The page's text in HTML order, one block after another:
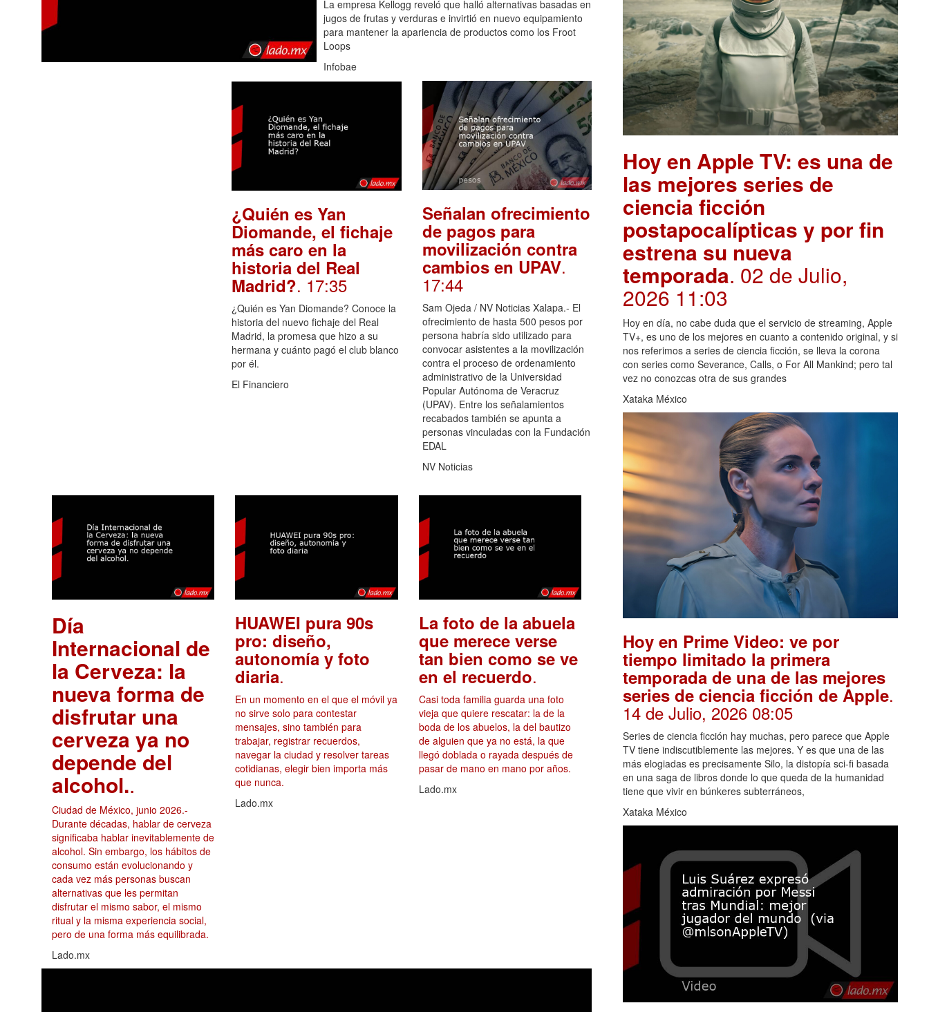
La empresa Kellogg reveló que halló alternativas basadas en
jugos de frutas y verduras e invirtió en nuevo equipamiento
para mantener la apariencia de productos como los Froot
Loops
Infobae
¿Quién es Yan
Diomande, el fichaje
más caro en la
historia del Real
Madrid?. 17:35
¿Quién es Yan Diomande? Conoce la
historia del nuevo fichaje del Real
Madrid, la promesa que hizo a su
hermana y cuánto pagó el club blanco
por él.
El Financiero
Señalan ofrecimiento
de pagos para
movilización contra
cambios en UPAV.
17:44
Sam Ojeda / NV Noticias Xalapa.- El
ofrecimiento de hasta 500 pesos por
persona habría sido utilizado para
convocar asistentes a la movilización
contra el proceso de ordenamiento
administrativo de la Universidad
Popular Autónoma de Veracruz
(UPAV). Entre los señalamientos
recabados también se apunta a
personas vinculadas con la Fundación
EDAL
NV Noticias
Día
Internacional de
la Cerveza: la
nueva forma de
disfrutar una
cerveza ya no
depende del
alcohol..
Ciudad de México, junio 2026.-
Durante décadas, hablar de cerveza
significaba hablar inevitablemente de
alcohol. Sin embargo, los hábitos de
consumo están evolucionando y
cada vez más personas buscan
alternativas que les permitan
disfrutar el mismo sabor, el mismo
ritual y la misma experiencia social,
pero de una forma más equilibrada.
Lado.mx
HUAWEI pura 90s
pro: diseño,
autonomía y foto
diaria.
En un momento en el que el móvil ya
no sirve solo para contestar
mensajes, sino también para
trabajar, registrar recuerdos,
navegar la ciudad y resolver tareas
cotidianas, elegir bien importa más
que nunca.
Lado.mx
La foto de la abuela
que merece verse
tan bien como se ve
en el recuerdo.
Casi toda familia guarda una foto
vieja que quiere rescatar: la de la
boda de los abuelos, la del bautizo
de alguien que ya no está, la que
llegó doblada o rayada después de
pasar de mano en mano por años.
Lado.mx
Hoy en Apple TV: es una de
las mejores series de
ciencia ficción
postapocalípticas y por fin
estrena su nueva
temporada. 02 de Julio,
2026 11:03
Hoy en día, no cabe duda que el servicio de streaming, Apple
TV+, es uno de los mejores en cuanto a contenido original, y si
nos referimos a series de ciencia ficción, se lleva la corona
con series como Severance, Calls, o For All Mankind; pero tal
vez no conozcas otra de sus grandes
Xataka México
Hoy en Prime Video: ve por
tiempo limitado la primera
temporada de una de las mejores
series de ciencia ficción de Apple.
14 de Julio, 2026 08:05
Series de ciencia ficción hay muchas, pero parece que Apple
TV tiene indiscutiblemente las mejores. Y es que una de las
más elogiadas es precisamente Silo, la distopía sci-fi basada
en una saga de libros donde lo que queda de la humanidad
tiene que vivir en búnkeres subterráneos,
Xataka México